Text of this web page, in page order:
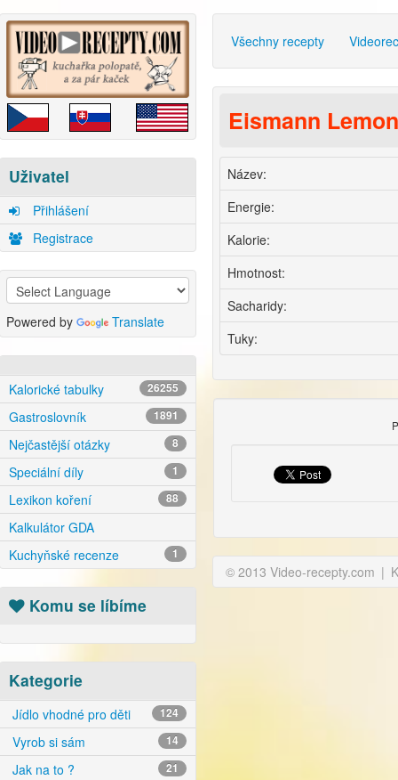
Uživatel
Přihlášení
Registrace
Powered by Translate
Kalorické tabulky 26255
Gastroslovník 1891
Nejčastější otázky 8
Speciální díly 1
Lexikon koření 88
Kalkulátor GDA
Kuchyňské recenze
1
Komu se líbíme
Kategorie
Jídlo vhodné pro děti 124
Vyrob si sám 14
Jak na to ? 21
Všechny recepty
Eismann
Název:
Energie:
Kalorie:
Hmotnost:
Sacharidy:
Tuky:
© 2013 Video-recepty.com |